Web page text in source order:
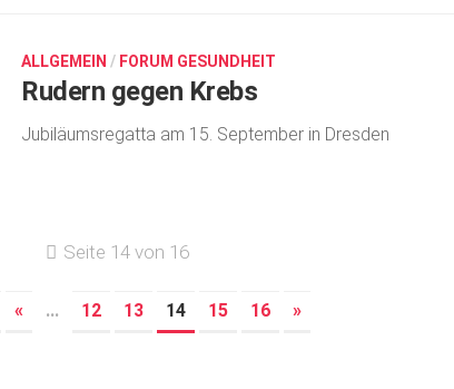
ALLGEMEIN / FORUM GESUNDHEIT
Rudern gegen Krebs
Jubiläumsregatta am 15. September in Dresden
Seite 14 von 16
« ... 12 13 14 15 16 »